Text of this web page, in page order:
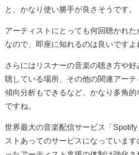
と、かなり使い勝手が良さそうです。
アーティストにとっても何回聴かれ
なので、即座に知れるのは良いですよ
さらにはリスナーの音楽の聴き方や
聴している場所、その他の関連アー
傾向分析もできるなど、かなり多角的
ですね。
世界最大の音楽配信サービス「Spotify
ストあってのサービスになっていま